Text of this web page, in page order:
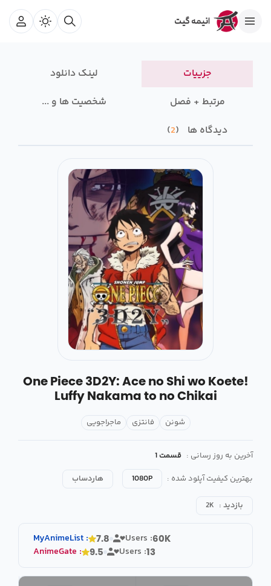
جزییات
لینک دانلود
مرتبط + فصل
شخصیت ها و ...
دیدگاه ها
2
One Piece 3D2Y: Ace no Shi wo Koete!
Luffy Nakama to no Chikai
شونن فانتزی ماجراجویی
آخرین به روز رسانی : قسمت 1
بهترین کیفیت آپلود شده :
1080P هاردساب
بازدید : 2K
MyAnimeList : 7.8 Users :60K
AnimeGate : 9.5 Users :13